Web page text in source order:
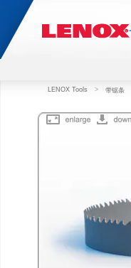
LENOX Tools > 带锯条